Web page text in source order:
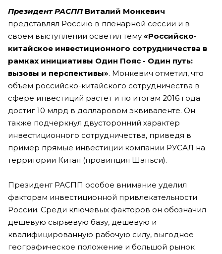
Президент РАСПП Виталий Монкевич
представлял Россию в пленарной сессии и в
своем выступлении осветил тему «Российско-
китайское инвестиционного сотрудничества в
рамках инициативы Один Пояс - Один путь:
вызовы и перспективы». Монкевич отметил, что
объем российско-китайского сотрудничества в
сфере инвестиций растет и по итогам 2016 года
достиг 10 млрд в долларовом эквиваленте. Он
также подчеркнул двусторонний характер
инвестиционного сотрудничества, приведя в
пример прямые инвестиции компании РУСАЛ на
территории Китая (провинция Шаньси).
Президент РАСПП особое внимание уделил
факторам инвестиционной привлекательности
России. Среди ключевых факторов он обозначил
дешевую сырьевую базу, дешевую и
квалифицированную рабочую силу, выгодное
географическое положение и большой рынок